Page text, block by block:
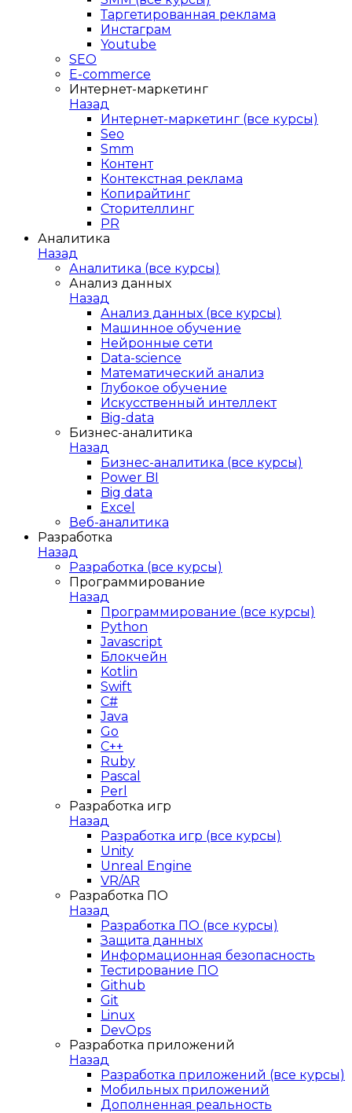
Таргетированная реклама
Инстаграм
Youtube
SEO
E-сommerce
Интернет-маркетинг
Назад
Интернет-маркетинг (все курсы)
Seo
Smm
Контент
Контекстная реклама
Копирайтинг
Сторителлинг
PR
Аналитика
Назад
Аналитика (все курсы)
Анализ данных
Назад
Анализ данных (все курсы)
Машинное обучение
Нейронные сети
Data-science
Математический анализ
Глубокое обучение
Искусственный интеллект
Big-data
Бизнес-аналитика
Назад
Бизнес-аналитика (все курсы)
Power BI
Big data
Excel
Веб-аналитика
Разработка
Назад
Разработка (все курсы)
Программирование
Назад
Программирование (все курсы)
Python
Javascript
Блокчейн
Kotlin
Swift
C#
Java
Go
C++
Ruby
Pascal
Perl
Разработка игр
Назад
Разработка игр (все курсы)
Unity
Unreal Engine
VR/AR
Разработка ПО
Назад
Разработка ПО (все курсы)
Защита данных
Информационная безопасность
Тестирование ПО
Github
Git
Linux
DevOps
Разработка приложений
Назад
Разработка приложений (все курсы)
Мобильных приложений
Дополненная реальность